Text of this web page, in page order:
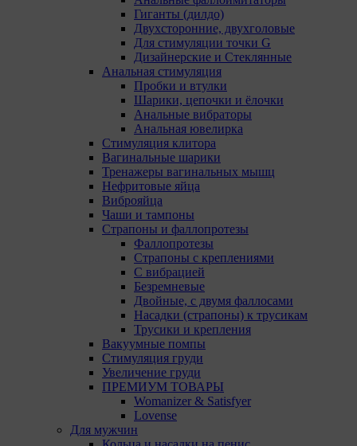
Гиганты (дилдо)
Двухсторонние, двухголовые
Для стимуляции точки G
Дизайнерские и Стеклянные
Анальная стимуляция
Пробки и втулки
Шарики, цепочки и ёлочки
Анальные вибраторы
Анальная ювелирка
Стимуляция клитора
Вагинальные шарики
Тренажеры вагинальных мышц
Нефритовые яйца
Виброяйца
Чаши и тампоны
Страпоны и фаллопротезы
Фаллопротезы
Страпоны с креплениями
С вибрацией
Безремневые
Двойные, с двумя фаллосами
Насадки (страпоны) к трусикам
Трусики и крепления
Вакуумные помпы
Стимуляция груди
Увеличение груди
ПРЕМИУМ ТОВАРЫ
Womanizer & Satisfyer
Lovense
Для мужчин